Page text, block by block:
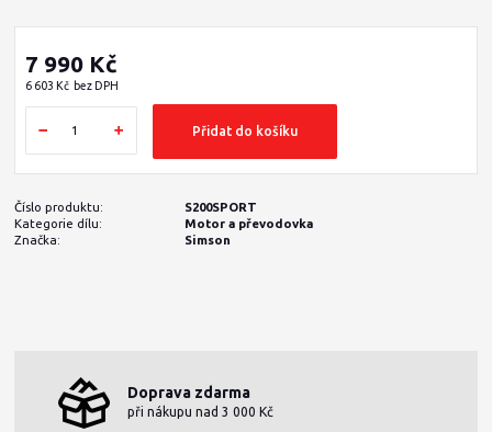
7 990 Kč
6 603 Kč bez DPH
Přidat do košíku
Číslo produktu:
S200SPORT
Kategorie dílu:
Motor a převodovka
Značka:
Simson
Doprava zdarma
při nákupu nad 3 000 Kč